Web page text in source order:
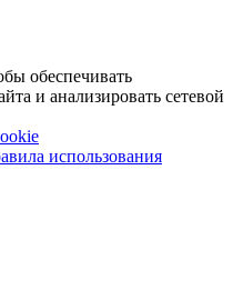
обеспечивать
и анализировать сетевой
использования